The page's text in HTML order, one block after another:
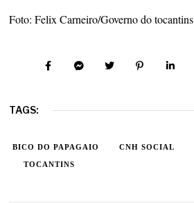
Foto: Felix Carneiro/Governo do tocantins
TAGS:
BICO DO PAPAGAIO CNH SOCIAL
TOCANTINS